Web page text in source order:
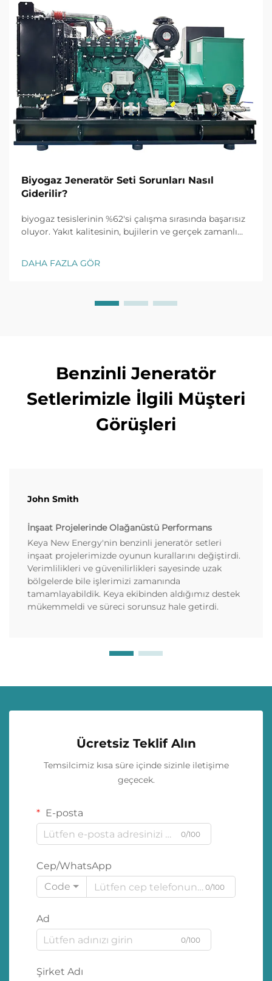
Biyogaz Jeneratör Seti Sorunları Nasıl
Giderilir?
biyogaz tesislerinin %62'si çalışma sırasında başarısız
oluyor. Yakıt kalitesinin, bujilerin ve gerçek zamanlı
keşfedin. Şimdi eksiksiz sorun giderme kılavuzunu
edinin.
DAHA FAZLA GÖR
Benzinli Jeneratör
Setlerimizle İlgili Müşteri
Görüşleri
John Smith
İnşaat Projelerinde Olağanüstü Performans
Keya New Energy'nin benzinli jeneratör setleri
inşaat projelerimizde oyunun kurallarını değiştirdi.
Verimlilikleri ve güvenilirlikleri sayesinde uzak
bölgelerde bile işlerimizi zamanında
tamamlayabildik. Keya ekibinden aldığımız destek
mükemmeldi ve süreci sorunsuz hale getirdi.
Ücretsiz Teklif Alın
Temsilcimiz kısa süre içinde sizinle iletişime
geçecek.
E-posta
0/100
Cep/WhatsApp
Code
0/100
Ad
0/100
Şirket Adı